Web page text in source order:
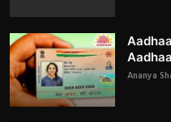
Ananya